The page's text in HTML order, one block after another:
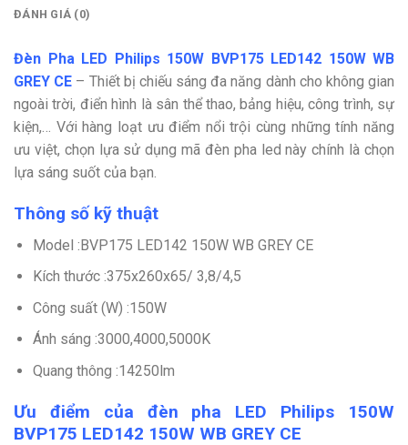
ĐÁNH GIÁ (0)
Đèn Pha LED Philips 150W BVP175 LED142 150W WB
GREY CE – Thiết bị chiếu sáng đa năng dành cho không gian
ngoài trời, điển hình là sân thể thao, bảng hiệu, công trình, sự
kiện,… Với hàng loạt ưu điểm nổi trội cùng những tính năng
ưu việt, chọn lựa sử dụng mã đèn pha led này chính là chọn
lựa sáng suốt của bạn.
Thông số kỹ thuật
Model :BVP175 LED142 150W WB GREY CE
Kích thước :375x260x65/ 3,8/4,5
Công suất (W) :150W
Ánh sáng :3000,4000,5000K
Quang thông :14250lm
Ưu điểm của đèn pha LED Philips 150W
BVP175 LED142 150W WB GREY CE